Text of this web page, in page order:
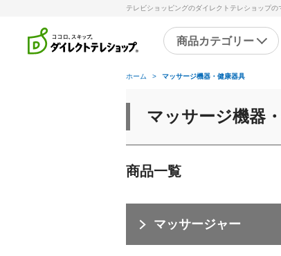
テレビショッピングのダイレクトテレショップ
商品カテゴリー
スチームクリーナー
キッチン
ホーム > マッサージ機器・健康器具
マッサージ機器
商品一覧
マッサージャー